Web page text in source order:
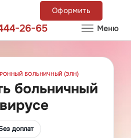
Оформить
26-65 Меню
БОЛЬНИЧНЫЙ (ЭЛН)
больничный
доплат